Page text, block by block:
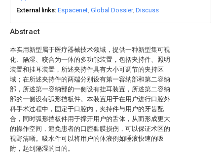
Abstract
本实用新型属于医疗器械技术领域，提供一种新型集可视
化、隔湿、咬合为一体的多功能装置，包括夹持件、照明
装置和挂耳装置，所述夹持件具有大小可调节的夹持区
域；在所述夹持件的两端分别设有第一容纳部和第二容纳
部，所述第一容纳部的一侧设有挂耳装置，所述第二容纳
部的一侧设有弧形挡板件。本装置用于在用户进行口腔外
科手术过程中，固定于口腔内，夹持件与用户的牙齿配
合，同时弧形挡板件用于撑开用户的舌体，从而形成更大
的操作空间，避免患者的口腔黏膜损伤，可以保证术区的
视野清晰。吸水件可以将用户的体液例如唾液快速的吸
附，起到隔湿的目的。
External links Espacenet Global Dossier Discuss